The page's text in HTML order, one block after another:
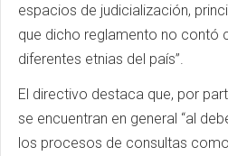
espacios de judicialización,
que dicho reglamento no contó
diferentes etnias del país”.
El directivo destaca que, por
se encuentran en general “al
los procesos de consultas